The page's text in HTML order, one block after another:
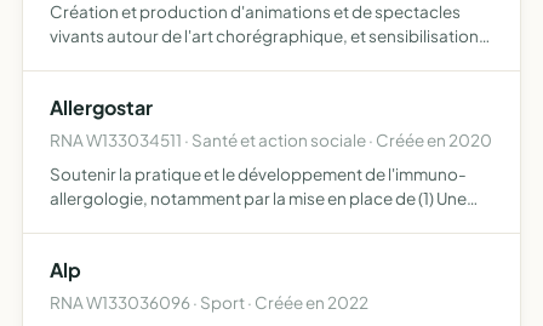
Création et production d'animations et de spectacles
vivants autour de l'art chorégraphique, et sensibilisation
professionnell…
Allergostar
RNA W133034511 · Santé et action sociale · Créée en 2020
Soutenir la pratique et le développement de l'immuno-
allergologie, notamment par la mise en place de (1) Une
Alp
RNA W133036096 · Sport · Créée en 2022